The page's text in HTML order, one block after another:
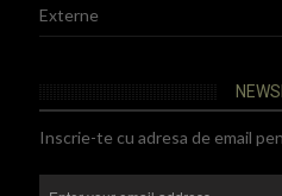
Externe
Inscrie-te cu adresa de email